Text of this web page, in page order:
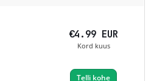
€4.99 EUR
Kord kuus
Telli kohe